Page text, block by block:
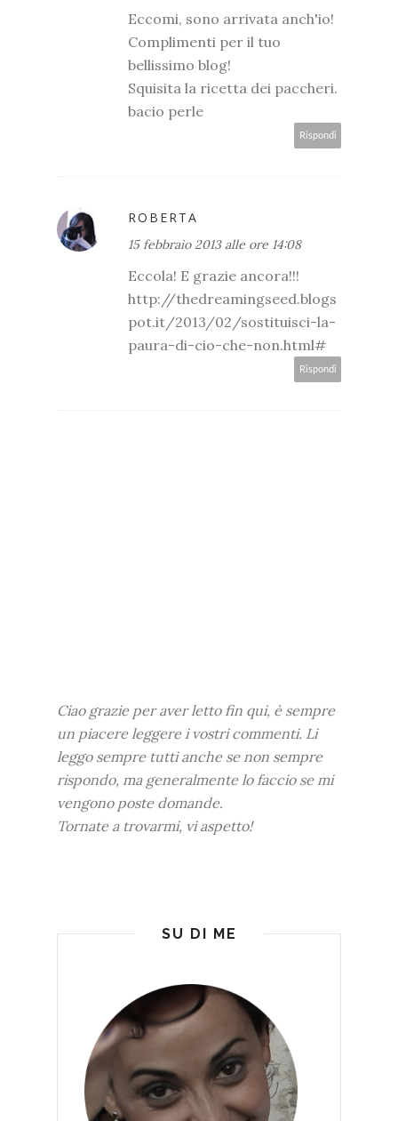
Eccomi, sono arrivata anch'io!
Complimenti per il tuo
bellissimo blog!
Squisita la ricetta dei paccheri.
bacio perle
Rispondi
ROBERTA
15 febbraio 2013 alle ore 14:08
Eccola! E grazie ancora!!!
http://thedreamingseed.blogs
pot.it/2013/02/sostituisci-la-
paura-di-cio-che-non.html#
Rispondi
Ciao grazie per aver letto fin qui, è sempre
un piacere leggere i vostri commenti. Li
leggo sempre tutti anche se non sempre
rispondo, ma generalmente lo faccio se mi
vengono poste domande.
Tornate a trovarmi, vi aspetto!
SU DI ME